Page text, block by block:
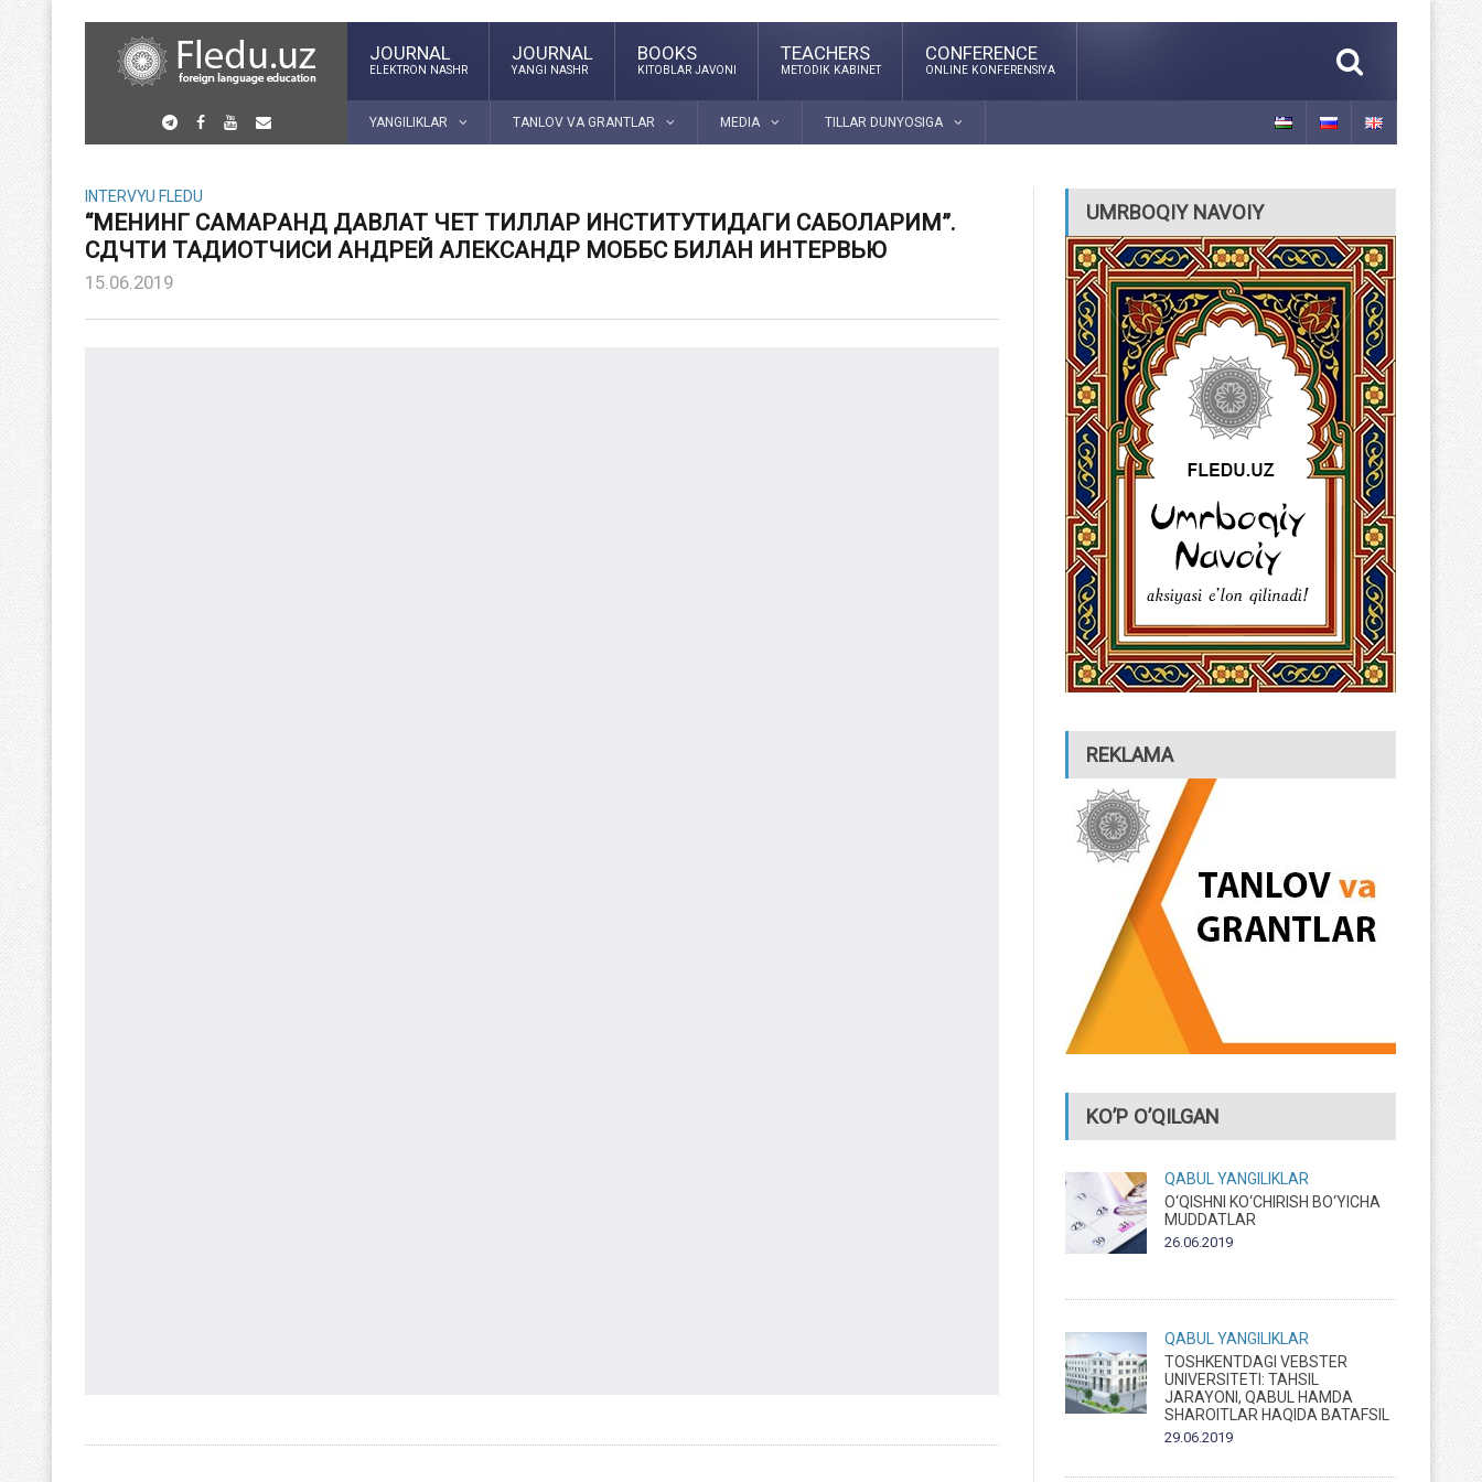
JOURNAL
ELEKTRON NASHR
JOURNAL
YANGI NASHR
BOOKS
KITOBLAR JAVONI
TEACHERS
METODIK KABINET
CONFERENCE
ONLINE KONFERENSIYA
YANGILIKLAR TANLOV VA GRANTLAR MEDIA TILLAR DUNYOSIGA
INTERVYU FLEDU
“МЕНИНГ САМАРҚАНД ДАВЛАТ ЧЕТ ТИЛЛАР ИНСТИТУТИДАГИ САБОҚЛАРИМ”.
СДЧТИ ТАДҚИҚОТЧИСИ АНДРЕЙ АЛЕКСАНДР МОББС БИЛАН ИНТЕРВЬЮ
15.06.2019
UMRBOQIY NAVOIY
REKLAMA
KO’P O’QILGAN
QABUL
YANGILIKLAR
O‘QISHNI KO‘CHIRISH BO‘YICHA
MUDDATLAR
26.06.2019
QABUL
YANGILIKLAR
TOSHKENTDAGI VEBSTER
UNIVERSITETI: TAHSIL
JARAYONI, QABUL HAMDA
SHAROITLAR HAQIDA BATAFSIL
29.06.2019